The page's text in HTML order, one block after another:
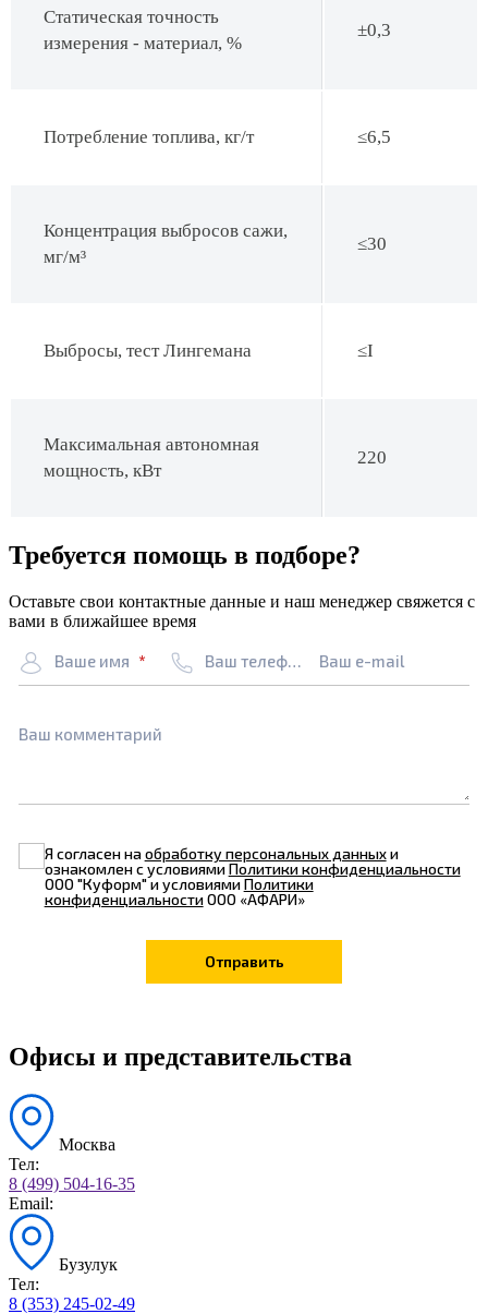
Статическая точность
измерения - материал, %
±0,3
Потребление топлива, кг/т ≤6,5
Концентрация выбросов сажи,
мг/м³
≤30
Выбросы, тест Лингемана ≤I
Максимальная автономная
мощность, кВт
220
Требуется помощь в подборе?
Оставьте свои контактные данные и наш менеджер свяжется с
вами в ближайшее время
Ваше имя Ваш телефон Ваш e-mail
Ваш комментарий
Я согласен наобработку персональных данныхи
ознакомлен с условиямиПолитики конфиденциальности
ООО "Куформ" и условиямиПолитики
конфиденциальностиООО «АФАРИ»
Офисы и представительства
Москва
Тел:
8 (499) 504-16-35
Email:
Бузулук
Тел:
8 (353) 245-02-49